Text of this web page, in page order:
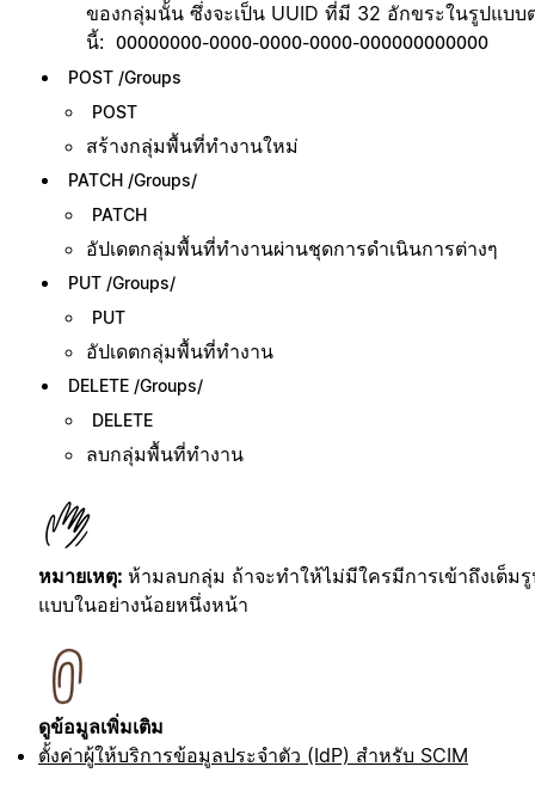
ของกลุ่มนั้น ซึ่งจะเป็น UUID ที่มี 32 อักขระในรูปแบบ
นี้: 00000000-0000-0000-0000-000000000000
POST /Groups
POST
สร้างกลุ่มพื้นที่ทำงานใหม่
PATCH /Groups/
PATCH
อัปเดตกลุ่มพื้นที่ทำงานผ่านชุดการดำเนินการต่างๆ
PUT /Groups/
PUT
อัปเดตกลุ่มพื้นที่ทำงาน
DELETE /Groups/
DELETE
ลบกลุ่มพื้นที่ทำงาน
หมายเหตุ: ห้ามลบกลุ่ม ถ้าจะทำให้ไม่มีใครมีการเข้าถึงเต็ม
แบบในอย่างน้อยหนึ่งหน้า
ดูข้อมูลเพิ่มเติม
ตั้งค่าผู้ให้บริการข้อมูลประจำตัว (IdP) สำหรับ SCIM